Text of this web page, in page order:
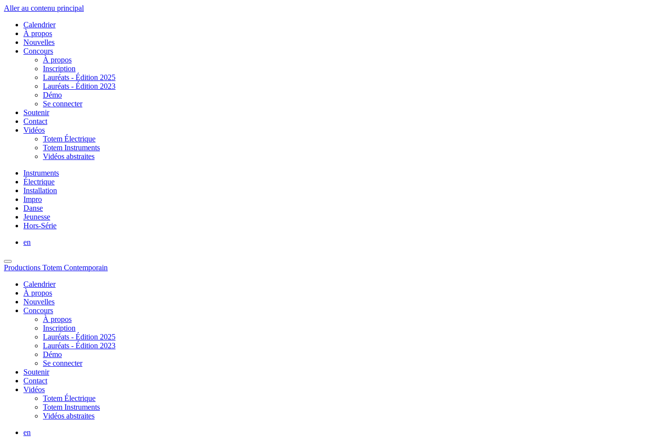
Aller au contenu principal
Calendrier
À propos
Nouvelles
Concours
À propos
Inscription
Lauréats - Édition 2025
Lauréats - Édition 2023
Démo
Se connecter
Soutenir
Contact
Vidéos
Totem Électrique
Totem Instruments
Vidéos abstraites
Instruments
Électrique
Installation
Impro
Danse
Jeunesse
Hors-Série
en
Productions Totem Contemporain
Calendrier
À propos
Nouvelles
Concours
À propos
Inscription
Lauréats - Édition 2025
Lauréats - Édition 2023
Démo
Se connecter
Soutenir
Contact
Vidéos
Totem Électrique
Totem Instruments
Vidéos abstraites
en